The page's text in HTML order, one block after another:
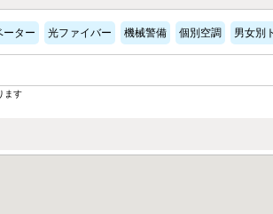
ーター 光ファイバー 機械警備 個別空調 男女別
ます